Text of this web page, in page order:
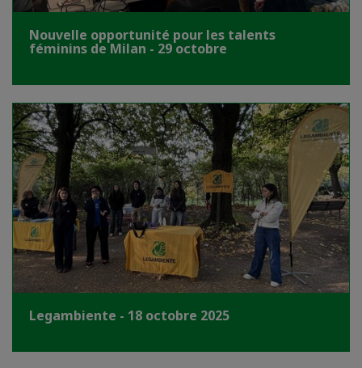
Nouvelle opportunité pour les talents
féminins de Milan - 29 octobre
Legambiente - 18 octobre 2025